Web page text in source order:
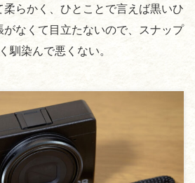
らかく、ひとことで言えば黒いひ
がなくて目立たないので、スナップ
馴染んで悪くない。